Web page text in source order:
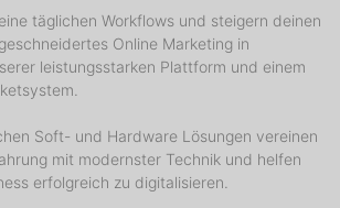
täglichen Workflows und steigern deinen
Online Marketing in
leistungsstarken Plattform und einem
Soft- und Hardware Lösungen vereinen
mit modernster Technik und helfen
erfolgreich zu digitalisieren.